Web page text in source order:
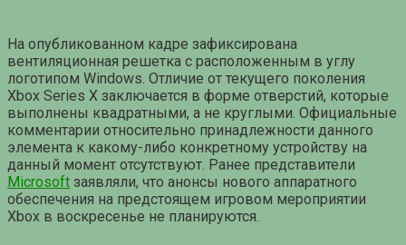
На опубликованном кадре зафиксирована
вентиляционная решетка с расположенным в углу
логотипом Windows. Отличие от текущего поколения
Xbox Series X заключается в форме отверстий, которые
выполнены квадратными, а не круглыми. Официальные
комментарии относительно принадлежности данного
элемента к какому-либо конкретному устройству на
данный момент отсутствуют. Ранее представители
Microsoft заявляли, что анонсы нового аппаратного
обеспечения на предстоящем игровом мероприятии
Xbox в воскресенье не планируются.